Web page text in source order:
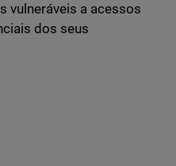
vulneráveis a acessos
dos seus